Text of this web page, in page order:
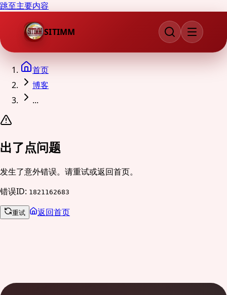
跳至主要内容
SITIMM
首页
博客
...
出了点问题
发生了意外错误。请重试或返回首页。
错误ID: 1821162683
重试 返回首页